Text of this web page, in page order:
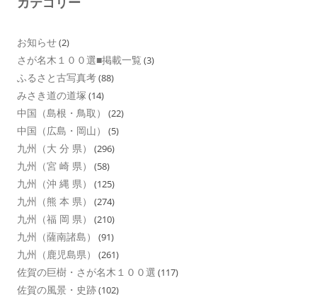
お知らせ(2)
さが名木１００選■掲載一覧 (3)
ふるさと古写真考(88)
みさき道の道塚 (14)
中国（島根・鳥取） (22)
中国（広島・岡山） (5)
九州（大 分 県） (296)
九州（宮 崎 県） (58)
九州（沖 縄 県） (125)
九州（熊 本 県） (274)
九州（福 岡 県） (210)
九州（薩南諸島） (91)
九州（鹿児島県） (261)
佐賀の巨樹・さが名木１００選 (117)
佐賀の風景・史跡(102)